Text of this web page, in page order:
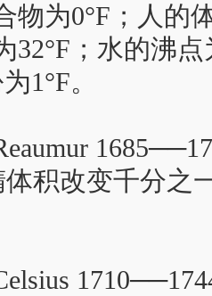
物为0°F；人的
32°F；水的沸
1°F。
体积改变千分之